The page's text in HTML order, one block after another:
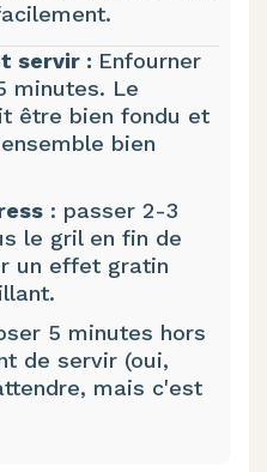
servir : Enfourner
minutes. Le
être bien fondu et
bien
: passer 2-3
le gril en fin de
un effet gratin
5 minutes hors
de servir (oui,
mais c'est